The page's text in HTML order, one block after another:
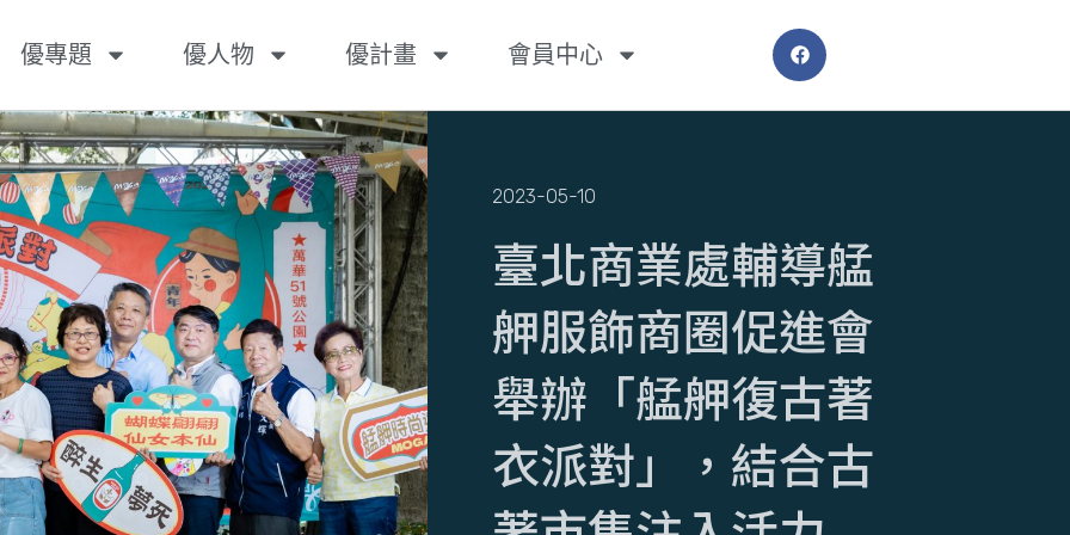
優專題 優人物 優計畫 會員中心
2023-05-10
臺北商業處輔導艋
舺服飾商圈促進會
舉辦「艋舺復古著
衣派對」，結合古